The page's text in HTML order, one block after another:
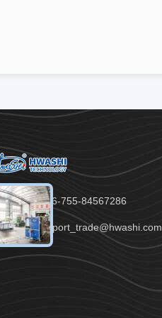
Telefon：86-755-84567286
E-Mail：export_trade@hwashi.com